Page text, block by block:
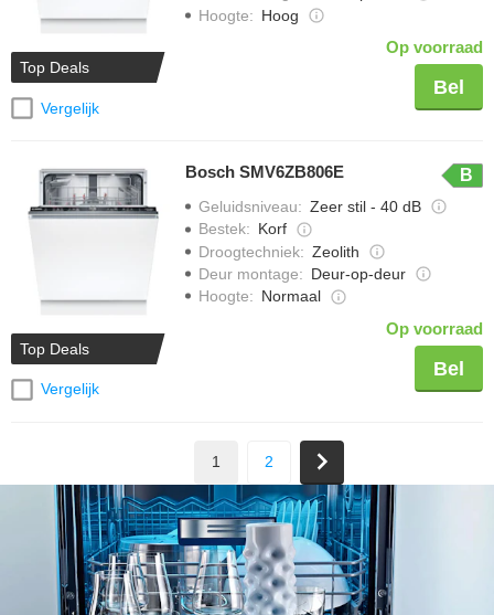
Top Deals
Vergelijk
Hoogte: Hoog
Op voorraad
Bel
Top Deals
Vergelijk
Bosch SMV6ZB806E B
Geluidsniveau: Zeer stil - 40 dB
Bestek: Korf
Droogtechniek: Zeolith
Deur montage: Deur-op-deur
Hoogte: Normaal
Op voorraad
Bel
1 2